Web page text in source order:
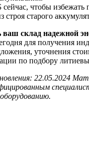
чтобы избежать
строя старого
ваш склад надежной
для получения
уточнения
по подбору
22.05.2024